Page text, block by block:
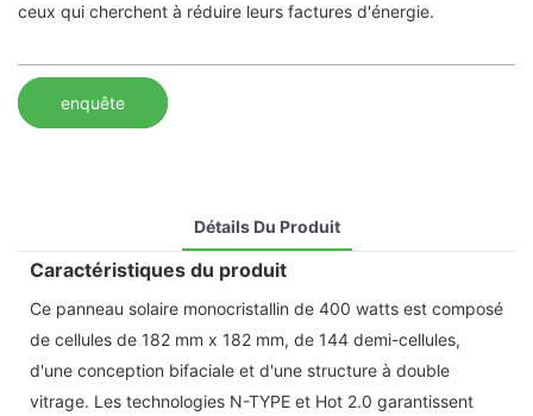
ceux qui cherchent à réduire leurs factures d'énergie.
enquête
Détails Du Produit
Caractéristiques du produit
Ce panneau solaire monocristallin de 400 watts est composé
de cellules de 182 mm x 182 mm, de 144 demi-cellules,
d'une conception bifaciale et d'une structure à double
vitrage. Les technologies N-TYPE et Hot 2.0 garantissent